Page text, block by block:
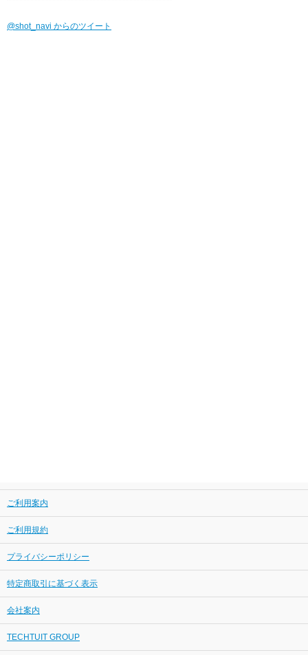
@shot_navi からのツイート
ご利用案内
ご利用規約
プライバシーポリシー
特定商取引に基づく表示
会社案内
TECHTUIT GROUP